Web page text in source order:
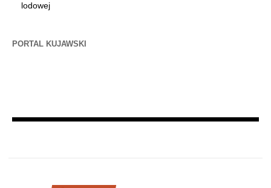
lodowej
PORTAL KUJAWSKI